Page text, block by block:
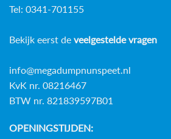
Tel: 0341-701155
Bekijk eerst de veelgestelde vragen
info@megadumpnunspeet.nl
KvK nr. 08216467
BTW nr. 821839597B01
OPENINGSTIJDEN: